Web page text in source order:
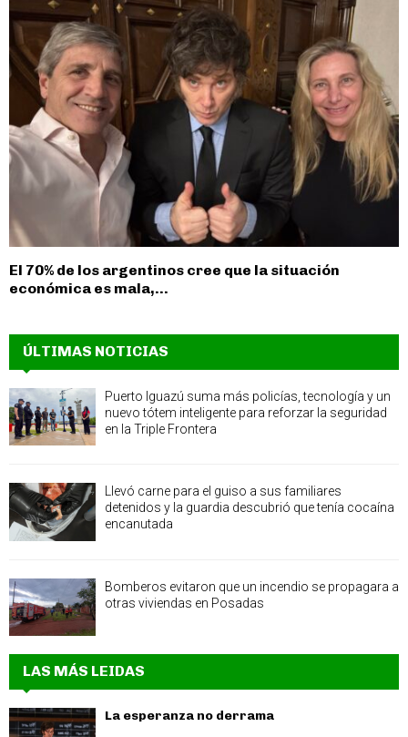
El 70% de los argentinos cree que la situación
económica es mala,...
ÚLTIMAS NOTICIAS
Puerto Iguazú suma más policías, tecnología y un
nuevo tótem inteligente para reforzar la seguridad
en la Triple Frontera
Llevó carne para el guiso a sus familiares
detenidos y la guardia descubrió que tenía cocaína
encanutada
Bomberos evitaron que un incendio se propagara a
otras viviendas en Posadas
LAS MÁS LEIDAS
La esperanza no derrama